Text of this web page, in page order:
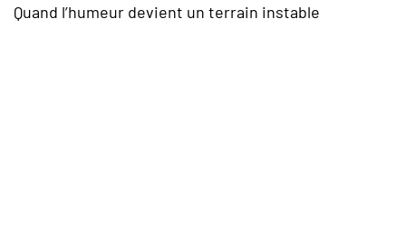
Quand l’humeur devient un terrain instable